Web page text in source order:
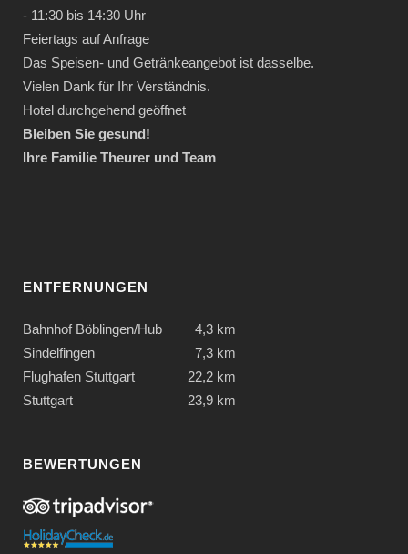
- 11:30 bis 14:30 Uhr
Feiertags auf Anfrage
Das Speisen- und Getränkeangebot ist dasselbe.
Vielen Dank für Ihr Verständnis.
Hotel durchgehend geöffnet
Bleiben Sie gesund!
Ihre Familie Theurer und Team
ENTFERNUNGEN
Bahnhof Böblingen/Hub
4,3 km
Sindelfingen
7,3 km
Flughafen Stuttgart
22,2 km
Stuttgart
23,9 km
BEWERTUNGEN